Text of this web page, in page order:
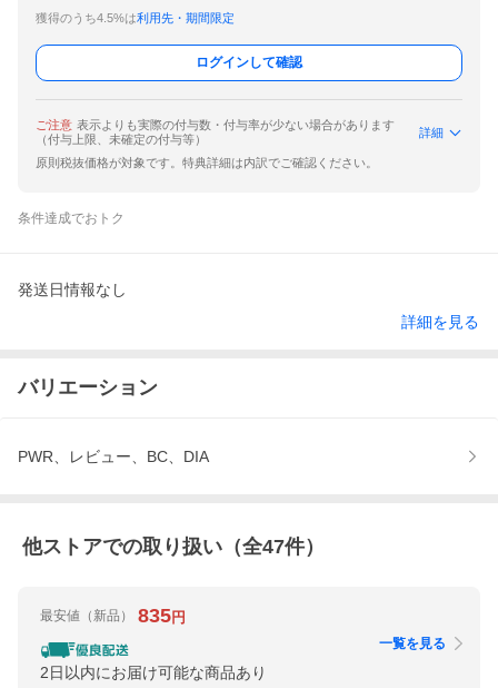
獲得のうち4.5%は利用先・期間限定
ログインして確認
ご注意 表示よりも実際の付与数・付与率が少ない場合があります
（付与上限、未確定の付与等）
詳細
原則税抜価格が対象です。特典詳細は内訳でご確認ください。
条件達成でおトク
発送日情報なし
詳細を見る
バリエーション
PWR、レビュー、BC、DIA
他ストアでの取り扱い（全47件）
最安値 （新品） 835円
2日以内にお届け可能な商品あり
一覧を見る